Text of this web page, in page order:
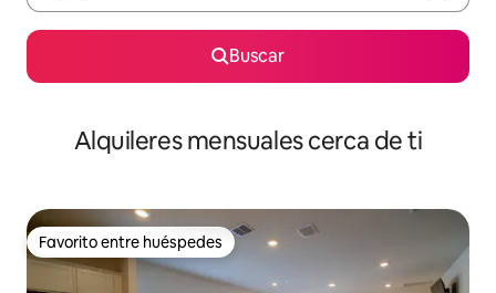
Buscar
Alquileres mensuales cerca de ti
Favorito entre huéspedes
Favorito entre huéspedes